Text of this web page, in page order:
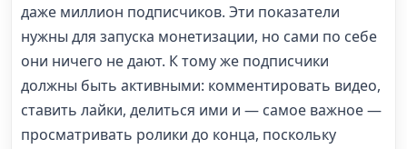
даже миллион подписчиков. Эти показатели
нужны для запуска монетизации, но сами по себе
они ничего не дают. К тому же подписчики
должны быть активными: комментировать видео,
ставить лайки, делиться ими и — самое важное —
просматривать ролики до конца, поскольку